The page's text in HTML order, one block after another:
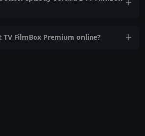
TV FilmBox Premium online?